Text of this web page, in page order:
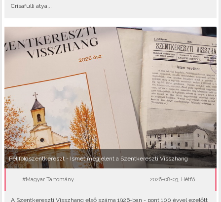
Crisafulli atya,..
Péliföldszentkereszt - Ismét megjelent a Szentkereszti Visszhang
#Magyar Tartomány 2026-08-03, Hétfő
A Szentkereszti Visszhang első száma 1926-ban - pont 100 évvel ezelőtt